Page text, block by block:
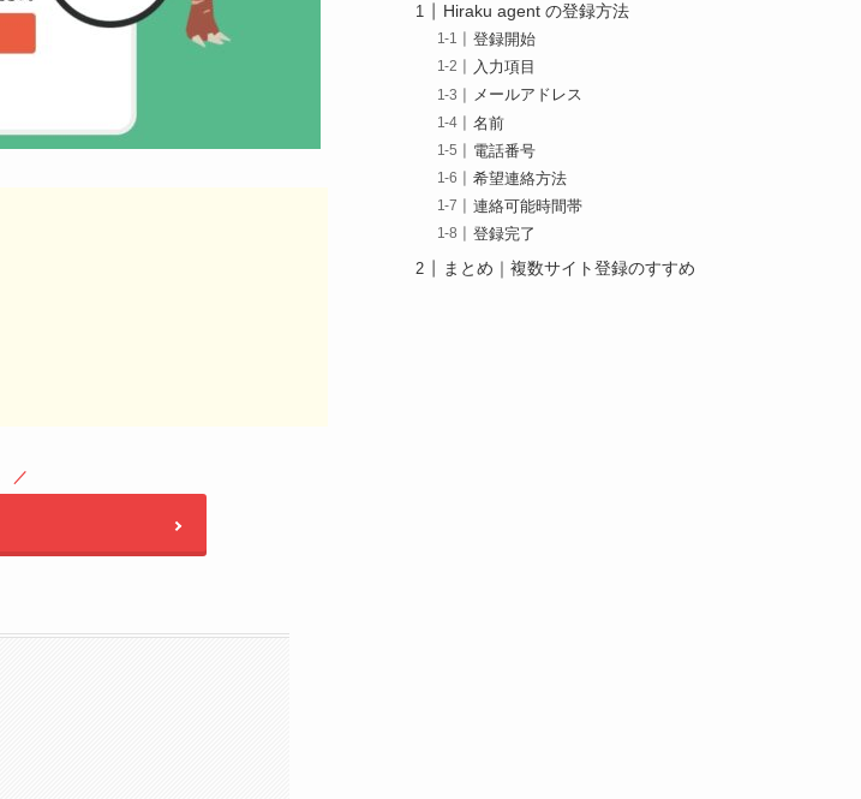
Hiraku agent の登録方法
登録開始
入力項目
メールアドレス
名前
電話番号
希望連絡方法
連絡可能時間帯
登録完了
まとめ｜複数サイト登録のすすめ